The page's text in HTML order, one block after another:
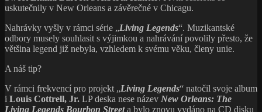
uskutečnily v New Orleans a závěrečné v Chicagu.
Nahrávky vyšly v rámci série „Living Legends“. Muzikantské
odbory musely souhlasit s výjimkou a nahrávání povolily přesto, že
většina legend již nebyla, vzhledem k svému věku, členy unie.
A náš tip?
V rámci frekvencí pro projekt „Living Legends“ natočil svoje album
i Louis Cottrell, Jr. LP deska nese název New Orleans: The
Living Legends Bourbon Streeta bylo znovu vydáno na CD disku